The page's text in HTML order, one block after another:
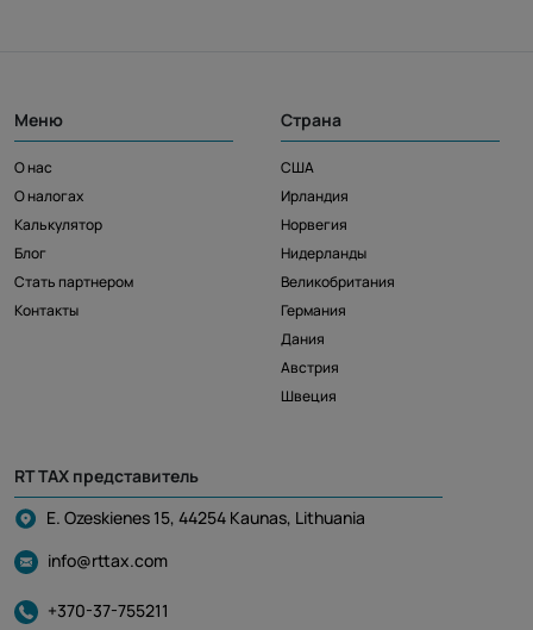
Меню
О нас
О налогах
Калькулятор
Блог
Стать партнером
Контакты
Страна
США
Ирландия
Норвегия
Нидерланды
Великобритания
Германия
Дания
Австрия
Швеция
RT TAX представитель
E. Ozeskienes 15, 44254 Kaunas, Lithuania
info@rttax.com
+370-37-755211